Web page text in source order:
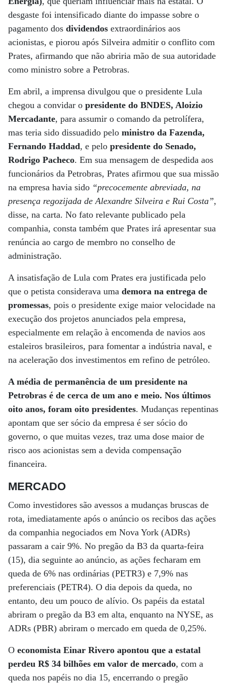
desgaste foi intensificado diante do impasse sobre o
pagamento dos dividendos extraordinários aos
acionistas, e piorou após Silveira admitir o conflito com
Prates, afirmando que não abriria mão de sua autoridade
como ministro sobre a Petrobras.
Em abril, a imprensa divulgou que o presidente Lula
chegou a convidar o presidente do BNDES, Aloizio
Mercadante, para assumir o comando da petrolífera,
mas teria sido dissuadido pelo ministro da Fazenda,
Fernando Haddad, e pelo presidente do Senado,
Rodrigo Pacheco. Em sua mensagem de despedida aos
funcionários da Petrobras, Prates afirmou que sua missão
na empresa havia sido “precocemente abreviada, na
presença regozijada de Alexandre Silveira e Rui Costa”,
disse, na carta. No fato relevante publicado pela
companhia, consta também que Prates irá apresentar sua
renúncia ao cargo de membro no conselho de
administração.
A insatisfação de Lula com Prates era justificada pelo
que o petista considerava uma demora na entrega de
promessas, pois o presidente exige maior velocidade na
execução dos projetos anunciados pela empresa,
especialmente em relação à encomenda de navios aos
estaleiros brasileiros, para fomentar a indústria naval, e
na aceleração dos investimentos em refino de petróleo.
A média de permanência de um presidente na
Petrobras é de cerca de um ano e meio. Nos últimos
oito anos, foram oito presidentes. Mudanças repentinas
apontam que ser sócio da empresa é ser sócio do
governo, o que muitas vezes, traz uma dose maior de
risco aos acionistas sem a devida compensação
financeira.
MERCADO
Como investidores são avessos a mudanças bruscas de
rota, imediatamente após o anúncio os recibos das ações
da companhia negociados em Nova York (ADRs)
passaram a cair 9%. No pregão da B3 da quarta-feira
(15), dia seguinte ao anúncio, as ações fecharam em
queda de 6% nas ordinárias (PETR3) e 7,9% nas
preferenciais (PETR4). O dia depois da queda, no
entanto, deu um pouco de alívio. Os papéis da estatal
abriram o pregão da B3 em alta, enquanto na NYSE, as
ADRs (PBR) abriram o mercado em queda de 0,25%.
O economista Einar Rivero apontou que a estatal
perdeu R$ 34 bilhões em valor de mercado, com a
queda nos papéis no dia 15, encerrando o pregão